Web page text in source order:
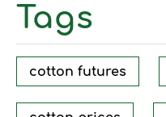
Tags
cotton futures